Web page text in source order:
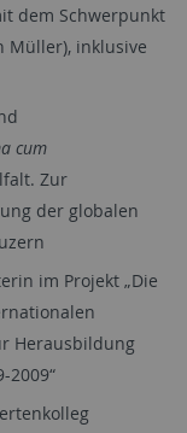
dem Schwerpunkt
Müller), inklusive
cum
Zur
der globalen
im Projekt „Die
Herausbildung
2009“